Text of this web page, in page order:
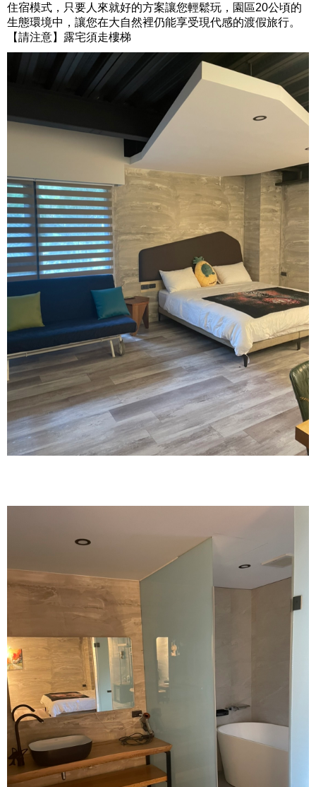
住宿模式，只要人來就好的方案讓您輕鬆玩，園區20公頃的
生態環境中，讓您在大自然裡仍能享受現代感的渡假旅行。
【請注意】露宅須走樓梯